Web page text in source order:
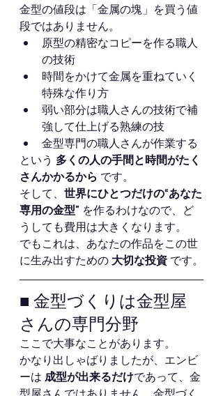
金型の値段は「金属の塊」を買う値
段ではありません。
原型の精密なコピーを作る職人
の技術
時間をかけて金属を重ねていく
特殊な作り方
弱い部分は職人さんの技術で補
強して仕上げる熟練の技
金型専門の職人さんが作業する
という 多くの人の手間と時間がたく
さんかかるから です。
そして、 世界にひとつだけの“あなた
専用の金型” を作るわけなので、ど
うしても費用は大きくなります。
でもこれは、あなたの作品をこの世
に生み出すための 大切な投資 です。
■ 金型づくりは金型屋
さんの専門分野
ここで大事なことがあります。
かなり出しゃばりましたが、エンビ
ーは 成型が出来るだけであって、金